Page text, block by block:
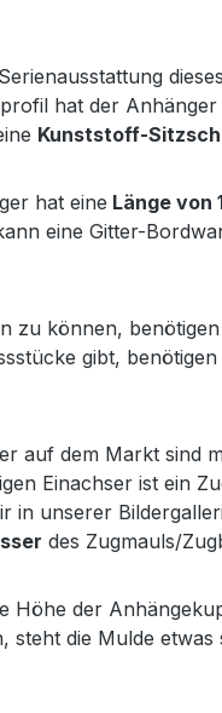
hat der
Kunststoff-
hat eine Länge von
eine Gitter-
zu können,
gibt,
auf dem Markt sind
Einachser ist ein
unserer
des Zugmauls/
Höhe der
steht die Mulde